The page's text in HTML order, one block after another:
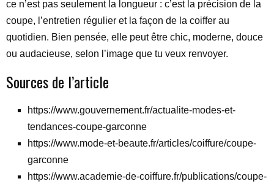
ce n’est pas seulement la longueur : c’est la précision de la
coupe, l’entretien régulier et la façon de la coiffer au
quotidien. Bien pensée, elle peut être chic, moderne, douce
ou audacieuse, selon l’image que tu veux renvoyer.
Sources de l’article
https://www.gouvernement.fr/actualite-modes-et-
tendances-coupe-garconne
https://www.mode-et-beaute.fr/articles/coiffure/coupe-
garconne
https://www.academie-de-coiffure.fr/publications/coupe-